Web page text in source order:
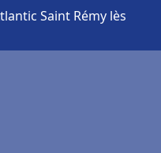
Saint Rémy lès